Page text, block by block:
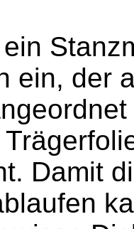
ein, der
Damit